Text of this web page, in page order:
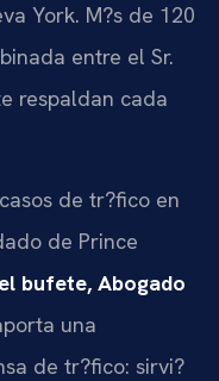
York. M?s de 120
entre el Sr.
respaldan cada
de tr?fico en
de Prince
bufete, Abogado
una
de tr?fico: sirvi?